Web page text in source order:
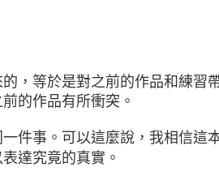
，等於是對之前的作品和練習
的作品有所衝突。
件事。可以這麼說，我相信這
達究竟的真實。